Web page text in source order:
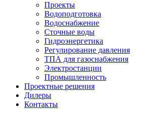
Проекты
Водоподготовка
Водоснабжение
Сточные воды
Гидроэнергетика
Регулирование давления
ТПА для газоснабжения
Электростанции
Промышленность
Проектные решения
Дилеры
Контакты